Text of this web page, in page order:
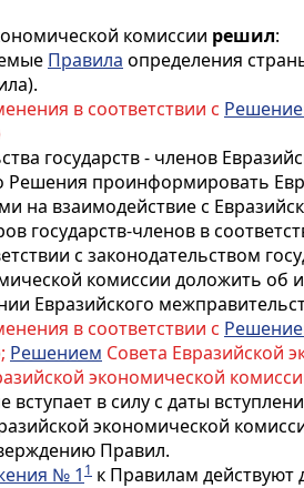
комиссии решил:
Правила определения
в соответствии с
государств - членов
Решения проинформировать
на взаимодействие с
государств-членов в
с законодательством
комиссии доложить об
Евразийского
в соответствии с
Решением Совета Евразийской
экономической
в силу с даты
экономической
Правил.
№ 1 1 к Правилам действуют